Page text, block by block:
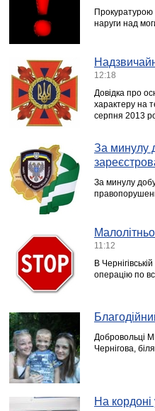
Прокуратурою
наруги над
12:18
Довідка про
характеру на
серпня 2013
За минулу
За минулу
11:12
В
операцію по
Добровольці
Чернігова,
На